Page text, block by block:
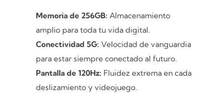
Memoria de 256GB: Almacenamiento
amplio para toda tu vida digital.
Conectividad 5G: Velocidad de vanguardia
para estar siempre conectado al futuro.
Pantalla de 120Hz: Fluidez extrema en cada
deslizamiento y videojuego.